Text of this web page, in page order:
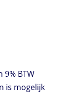
BTW
is mogelijk